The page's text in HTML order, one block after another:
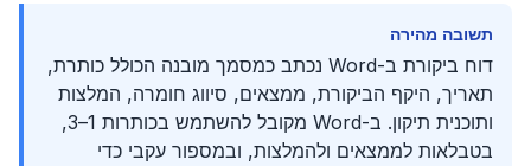
תשובה מהירה
דוח ביקורת ב-Word נכתב כמסמך מובנה הכולל כותרת,
תאריך, היקף הביקורת, ממצאים, סיווג חומרה, המלצות
ותוכנית תיקון. ב‑Word מקובל להשתמש בכותרות 1–3,
בטבלאות לממצאים ולהמלצות, ובמספור עקבי כדי